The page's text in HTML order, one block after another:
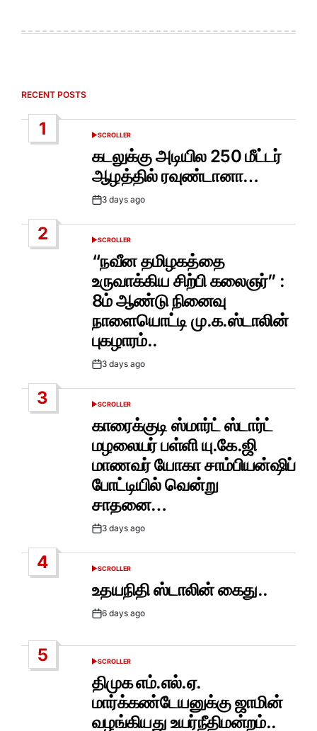
RECENT POSTS
1
POSTED
SCROLLER
கடலுக்கு அடியில 250 மீட்டர்
ஆழத்தில் ரவுண்டானா…
Post3 days ago
2
POSTED
IN
SCROLLER
“நவீன தமிழகத்தை
உருவாக்கிய சிற்பி கலைஞர்” :
8ம் ஆண்டு நினைவு
நாளையொட்டி மு.க.ஸ்டாலின்
புகழாரம்..
Post3 days ago
3
POSTED
SCROLLER
காரைக்குடி ஸ்மார்ட் ஸ்டார்ட்
மழலையர் பள்ளி யு.கே.ஜி
மாணவர் யோகா சாம்பியன்ஷிப்
போட்டியில் வென்று
சாதனை…
Post3 days ago
4
POSTED
SCROLLER
உதயநிதி ஸ்டாலின் கைது..
Post6 days ago
5
POSTED
SCROLLER
திமுக எம்.எல்.ஏ.
மார்க்கண்டேயனுக்கு ஜாமின்
வழங்கியது உயர்நீதிமன்றம்..